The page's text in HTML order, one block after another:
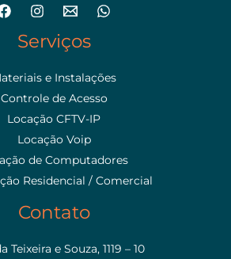
Serviços
e Instalações
Controle de Acesso
Locação CFTV-IP
Locação Voip
de Computadores
Residencial / Comercial
Contato
Teixeira e Souza, 1119 – 10